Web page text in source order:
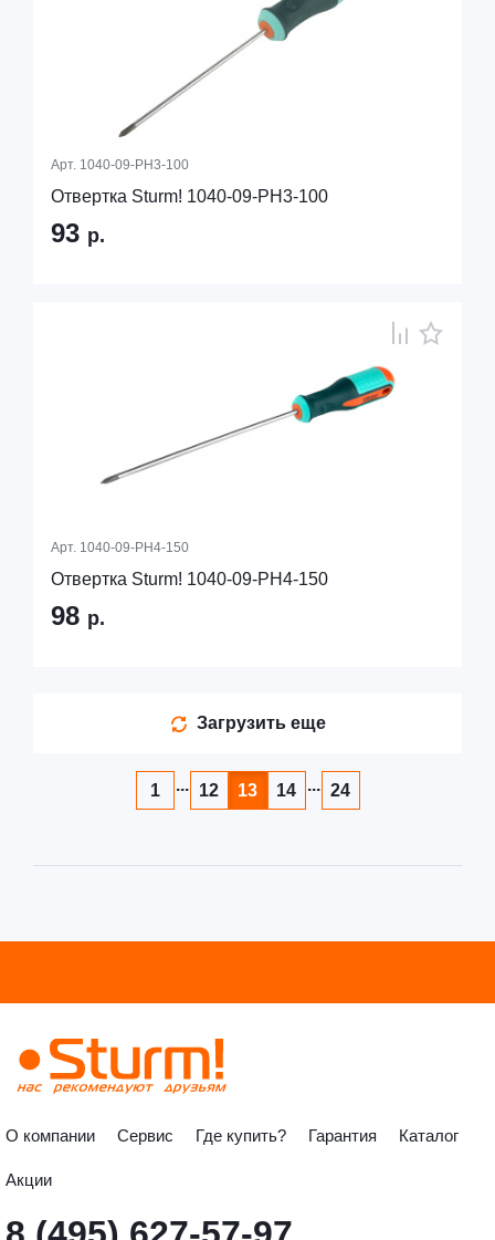
Арт. 1040-09-PH3-100
Отвертка Sturm! 1040-09-PH3-100
93 р.
Арт. 1040-09-PH4-150
Отвертка Sturm! 1040-09-PH4-150
98 р.
Загрузить еще
1 ... 12 13 14 ... 24
О компании Сервис Где купить? Гарантия Каталог
Акции